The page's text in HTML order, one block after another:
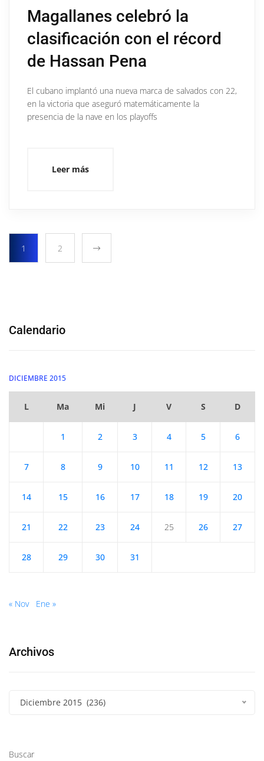
Magallanes celebró la
clasificación con el récord
de Hassan Pena
El cubano implantó una nueva marca de salvados con 22,
en la victoria que aseguró matemáticamente la
presencia de la nave en los playoffs
Leer más
1 2
Calendario
DICIEMBRE 2015
L Ma Mi J V S D
1 2 3 4 5 6
7 8 9 10 11 12 13
14 15 16 17 18 19 20
21 22 23 24 25 26 27
28 29 30 31
« Nov Ene »
Archivos
Diciembre 2015 (236)
Buscar